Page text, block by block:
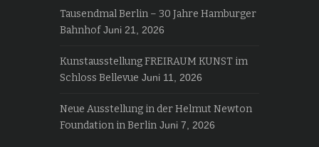
Tausendmal Berlin – 30 Jahre Hamburger
Bahnhof Juni 21, 2026
Kunstausstellung FREIRAUM KUNST im
Schloss Bellevue Juni 11, 2026
Neue Ausstellung in der Helmut Newton
Foundation in Berlin Juni 7, 2026